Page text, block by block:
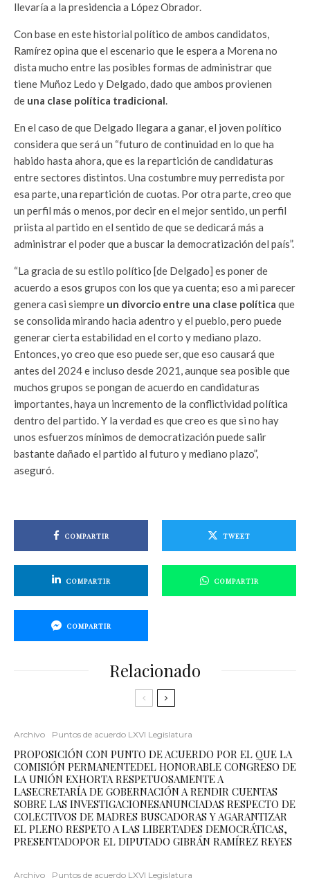
llevaría a la presidencia a López Obrador.
Con base en este historial político de ambos candidatos,
Ramírez opina que el escenario que le espera a Morena no
dista mucho entre las posibles formas de administrar que
tiene Muñoz Ledo y Delgado, dado que ambos provienen
de una clase política tradicional.
En el caso de que Delgado llegara a ganar, el joven político
considera que será un “futuro de continuidad en lo que ha
habido hasta ahora, que es la repartición de candidaturas
entre sectores distintos. Una costumbre muy perredista por
esa parte, una repartición de cuotas. Por otra parte, creo que
un perfil más o menos, por decir en el mejor sentido, un perfil
priista al partido en el sentido de que se dedicará más a
administrar el poder que a buscar la democratización del país”.
“La gracia de su estilo político [de Delgado] es poner de
acuerdo a esos grupos con los que ya cuenta; eso a mi parecer
genera casi siempre un divorcio entre una clase política que
se consolida mirando hacia adentro y el pueblo, pero puede
generar cierta estabilidad en el corto y mediano plazo.
Entonces, yo creo que eso puede ser, que eso causará que
antes del 2024 e incluso desde 2021, aunque sea posible que
muchos grupos se pongan de acuerdo en candidaturas
importantes, haya un incremento de la conflictividad política
dentro del partido. Y la verdad es que creo es que si no hay
unos esfuerzos mínimos de democratización puede salir
bastante dañado el partido al futuro y mediano plazo”,
aseguró.
COMPARTIR TWEET
COMPARTIR COMPARTIR
COMPARTIR
Relacionado
Archivo Puntos de acuerdo LXVI Legislatura
PROPOSICIÓN CON PUNTO DE ACUERDO POR EL QUE LA
COMISIÓN PERMANENTEDEL HONORABLE CONGRESO DE
LA UNIÓN EXHORTA RESPETUOSAMENTE A
LASECRETARÍA DE GOBERNACIÓN A RENDIR CUENTAS
SOBRE LAS INVESTIGACIONESANUNCIADAS RESPECTO DE
COLECTIVOS DE MADRES BUSCADORAS Y AGARANTIZAR
EL PLENO RESPETO A LAS LIBERTADES DEMOCRÁTICAS,
PRESENTADOPOR EL DIPUTADO GIBRÁN RAMÍREZ REYES
Archivo Puntos de acuerdo LXVI Legislatura